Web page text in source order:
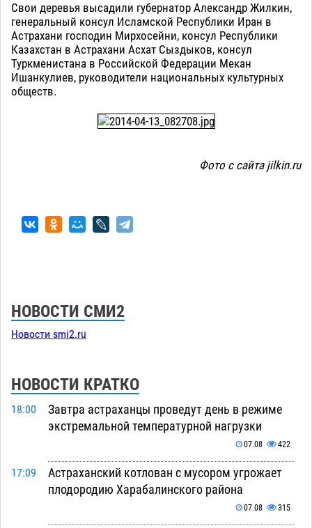
Свои деревья высадили губернатор Александр Жилкин,
генеральный консул Исламской Республики Иран в
Астрахани господин Мирхосейни, консул Республики
Казахстан в Астрахани Асхат Сыздыков, консул
Туркменистана в Российской Федерации Мекан
Ишанкулиев, руководители национальных культурных
обществ.
Фото с сайта jilkin.ru
НОВОСТИ СМИ2
Новости smi2.ru
НОВОСТИ КРАТКО
18:00
Завтра астраханцы проведут день в режиме
экстремальной температурной нагрузки
07.08 422
17:09
Астраханский котлован с мусором угрожает
плодородию Харабалинского района
07.08 315